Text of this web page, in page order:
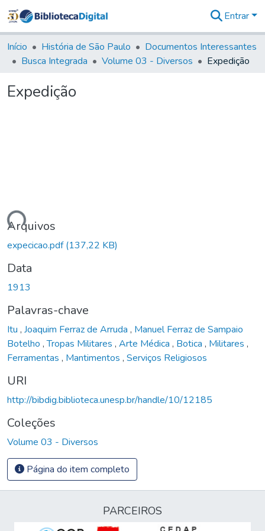
&
Coleções
Tudo na
Entrar
Início História de São Paulo
Documentos Interessantes
Busca Integrada
Volume 03 - Diversos Expedição
Expedição
Arquivos
expecicao.pdf(137,22 KB)
Data
1913
Palavras-chave
Itu , Joaquim Ferraz de Arruda , Manuel Ferraz de Sampaio
Botelho ,Tropas Militares , Arte Médica , Botica , Militares ,
Ferramentas , Mantimentos , Serviços Religiosos
URI
http://bibdig.biblioteca.unesp.br/handle/10/12185
Coleções
Volume 03 - Diversos
Página do item completo
PARCEIROS